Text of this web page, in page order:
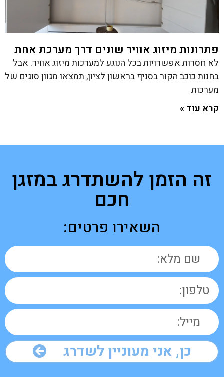
פתרונות מיזוג אוויר שונים דרך מערכת אחת
לא חסרות אפשרויות בכל הנוגע למערכות מיזוג אוויר. אבל
בחנות כוכב הקור בסניף בראשון לציון, תמצאו מגוון סוגים של
מערכות
קרא עוד »
זה הזמן להשתדרג במזגן
חכם
השאירו פרטים:
כן, אני מעוניין לשדרג